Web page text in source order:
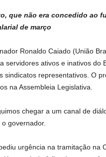
que não era concedido ao
de março
Ronaldo Caiado (União
servidores ativos e inativos do
sindicatos representativos. O
na Assembleia Legislativa.
chegar a um canal de
governador.
urgência na tramitação na